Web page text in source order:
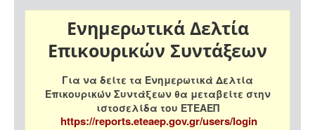
Ενημερωτικά Δελτία
Επικουρικών Συντάξεων
Για να δείτε τα Ενημερωτικά Δελτία
Επικουρικών Συντάξεων θα μεταβείτε στην
ιστοσελίδα του ΕΤΕΑΕΠ
https://reports.eteaep.gov.gr/users/login